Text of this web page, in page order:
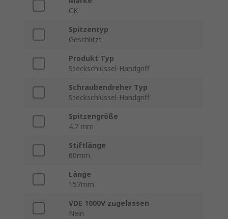
CK
Spitzentyp
Geschlitzt
Produkt Typ
Steckschlüssel-Handgriff
Schraubendreher Typ
Steckschlüssel-Handgriff
Spitzengröße
4.7 mm
Stiftlänge
60mm
Länge
157mm
VDE 1000V zugelassen
Nein